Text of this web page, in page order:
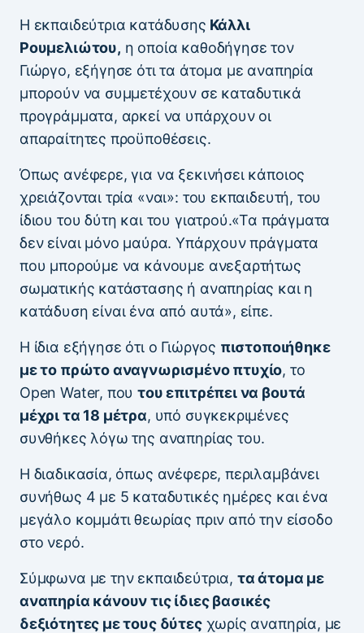
Η εκπαιδεύτρια κατάδυσης Κάλλι
Ρουμελιώτου, η οποία καθοδήγησε τον
Γιώργο, εξήγησε ότι τα άτομα με αναπηρία
μπορούν να συμμετέχουν σε καταδυτικά
προγράμματα, αρκεί να υπάρχουν οι
απαραίτητες προϋποθέσεις.
Όπως ανέφερε, για να ξεκινήσει κάποιος
χρειάζονται τρία «ναι»: του εκπαιδευτή, του
ίδιου του δύτη και του γιατρού.«Τα πράγματα
δεν είναι μόνο μαύρα. Υπάρχουν πράγματα
που μπορούμε να κάνουμε ανεξαρτήτως
σωματικής κατάστασης ή αναπηρίας και η
κατάδυση είναι ένα από αυτά», είπε.
Η ίδια εξήγησε ότι ο Γιώργος πιστοποιήθηκε
με το πρώτο αναγνωρισμένο πτυχίο, το
Open Water, πουτου επιτρέπει να βουτά
μέχρι τα 18 μέτρα, υπό συγκεκριμένες
συνθήκες λόγω της αναπηρίας του.
Η διαδικασία, όπως ανέφερε, περιλαμβάνει
συνήθως 4 με 5 καταδυτικές ημέρες και ένα
μεγάλο κομμάτι θεωρίας πριν από την είσοδο
στο νερό.
Σύμφωνα με την εκπαιδεύτρια, τα άτομα με
αναπηρία κάνουν τις ίδιες βασικές
δεξιότητες με τους δύτεςχωρίς αναπηρία, με